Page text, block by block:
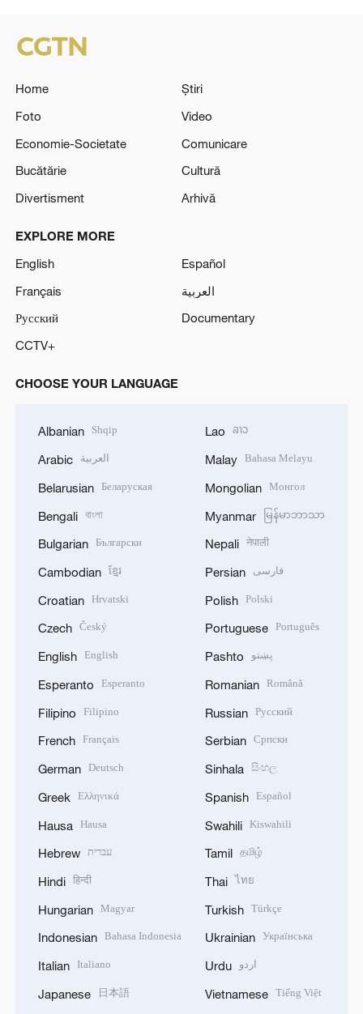
Home
Știri
Foto
Video
Economie-Societate
Comunicare
Bucătărie
Cultură
Divertisment
Arhivă
EXPLORE MORE
English
Español
Français
العربية
Русский
Documentary
CCTV+
CHOOSE YOUR LANGUAGE
Albanian Shqip
Arabic العربية
Belarusian Беларуская
Bengali বাংলা
Bulgarian Български
Cambodian ខ្មែរ
Croatian Hrvatski
Czech Český
English English
Esperanto Esperanto
Filipino Filipino
French Français
German Deutsch
Greek Ελληνικά
Hausa Hausa
Hebrew עברית
Hindi हिन्दी
Hungarian Magyar
Indonesian Bahasa Indonesia
Italian Italiano
Japanese
日本語
Lao ລາວ
Malay Bahasa Melayu
Mongolian Монгол
Myanmar မြန်မာဘာသာ
Nepali नेपाली
Persian فارسی
Polish Polski
Portuguese Português
Pashto پښتو
Romanian Română
Russian Русский
Serbian Српски
Sinhala සිංහල
Spanish Español
Swahili Kiswahili
Tamil தமிழ்
Thai ไทย
Turkish Türkçe
Ukrainian Українська
Urdu اردو
Vietnamese Tiếng Việt